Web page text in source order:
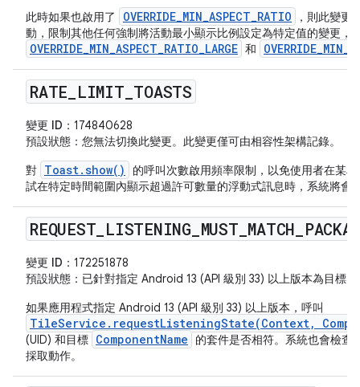
此時如果也啟用了
OVERRIDE_MIN_ASPECT_RATIO
，則此變更
動，限制其他任何強制將活動最小顯示比例設定為特定值的變更，
OVERRIDE_MIN_ASPECT_RATIO_LARGE 和
RATE LIMIT TOASTS
變更 ID： 174840628
預設狀態 ：您無法切換此變更。此變更僅可由相容性架構記錄。
對 Toast.show()
的呼叫次數啟用頻率限制，以免使用者在某
試在特定時間範圍內顯示超過許可數量的浮動式訊息時，系統將會
REQUEST LISTENING MUST MATCH
變更 ID： 172251878
預設狀態 ：已針對指定 Android 13 (API 級別 33) 以上版本為目標
如果應用程式指定 Android 13 (API 級別 33) 以上版本，呼叫
TileService.requestListeningState(Context,
(UID) 和目標 ComponentName
的套件是否相符。系統也會檢查
採取動作。